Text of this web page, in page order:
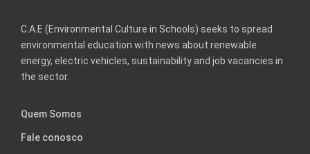
C.A.E (Environmental Culture in Schools) seeks to spread
environmental education with news about renewable
energy, electric vehicles, sustainability and job vacancies in
the sector.
Quem Somos
Fale conosco